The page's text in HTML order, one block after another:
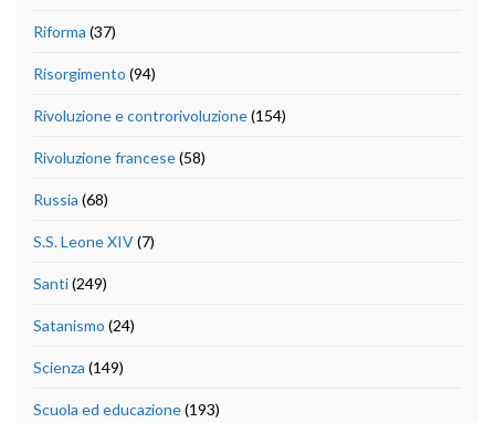
Riforma (37)
Risorgimento (94)
Rivoluzione e controrivoluzione(154)
Rivoluzione francese(58)
Russia (68)
S.S. Leone XIV(7)
Santi(249)
Satanismo (24)
Scienza (149)
Scuola ed educazione(193)